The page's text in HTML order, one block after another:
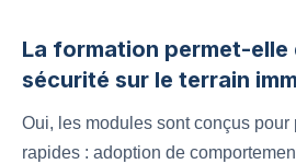
La formation permet-elle
sécurité sur le terrain
Oui, les modules sont conçus pour
rapides : adoption de